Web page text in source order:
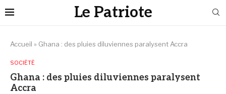
Le Patriote
Accueil » ‎Ghana : des pluies diluviennes paralysent Accra
SOCIÉTÉ
‎Ghana : des pluies diluviennes paralysent
Accra